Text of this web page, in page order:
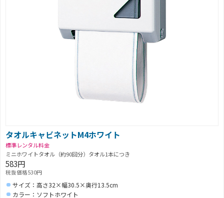
タオルキャビネットM4ホワイト
標準レンタル料金
ミニホワイトタオル（約90回分）タオル1本につき
583円
税抜価格530円
サイズ：高さ32×幅30.5×奥行13.5cm
カラー：ソフトホワイト